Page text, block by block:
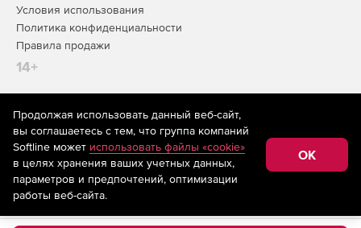
Условия использования
Политика конфиденциальности
Правила продажи
14+
На информационном ресурсе store.softline.ru применяются
рекомендательные технологии(информационные технологии
предоставления информации на основе сбора,
систематизации и анализа сведений, относящихся к
предпочтениям пользователей сети «Интернет»,
находящихся на территории Российской Федерации)
Продолжая использовать данный веб-сайт,
вы соглашаетесь с тем, что группа компаний
Softline может использовать файлы «cookie»
в целях хранения ваших учетных данных,
параметров и предпочтений, оптимизации
работы веб-сайта.
OK